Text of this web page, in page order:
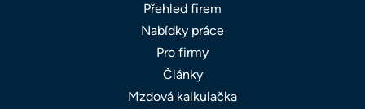
Přehled firem
Nabídky práce
Pro firmy
Články
Mzdová kalkulačka